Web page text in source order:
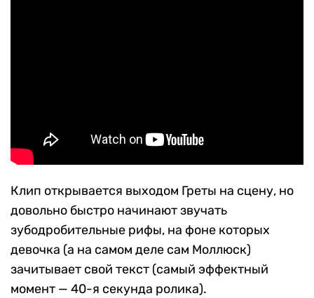
Клип открывается выходом Греты на сцену, но
довольно быстро начинают звучать
зубодробительные рифы, на фоне которых
девочка (а на самом деле сам Моллюск)
зачитывает свой текст (самый эффектный
момент — 40-я секунда ролика).